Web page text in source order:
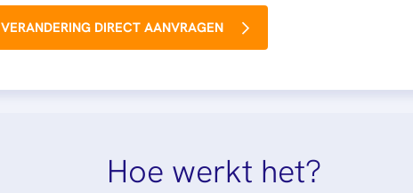
VERANDERING DIRECT AANVRAGEN
Hoe werkt het?